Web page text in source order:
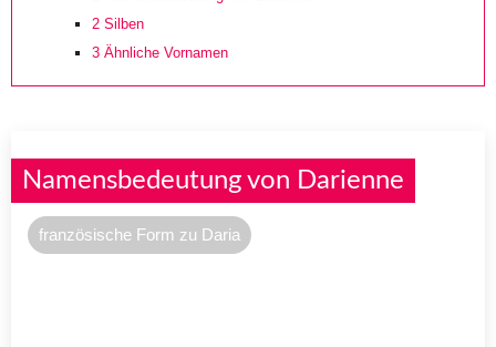
2 Silben
3 Ähnliche Vornamen
Namensbedeutung von Darienne
französische Form zu Daria